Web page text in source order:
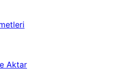
Aktar